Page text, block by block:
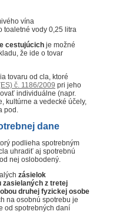
vína
toaletné vody 0,25 litra
cestujúcich je možné
že ide o tovar
tovaru od cla, ktoré
č. 1186/2009 pri jeho
individuálne (napr.
kultúrne a vedecké účely,
pod.
dane
podlieha spotrebným
uhradiť aj spotrebnú
nej oslobodený.
zásielok
zasielaných z tretej
druhej fyzickej osobe
na osobnú spotrebu je
od spotrebných daní